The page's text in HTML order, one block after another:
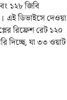
১২৮ জিবি
এই ডিভাইসে দেওয়া
রিফ্রেশ রেট ১২০
দিচ্ছে, যা ৩৩ ওয়াট